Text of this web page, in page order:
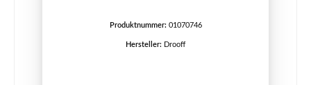
Produktnummer: 01070746
Hersteller: Drooff